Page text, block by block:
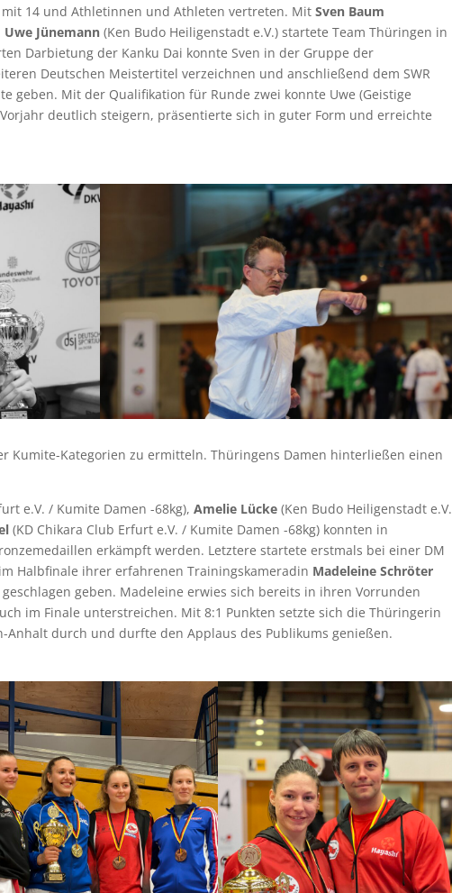
14 und Athletinnen und Athleten vertreten. MitSven Baum
Uwe Jünemann (Ken Budo Heiligenstadt e.V.) startete Team Thüringen in
Darbietung der Kanku Dai konnte Sven in der Gruppe der
Deutschen Meistertitel verzeichnen und anschließend dem SWR
geben. Mit der Qualifikation für Runde zwei konnte Uwe (Geistige
deutlich steigern, präsentierte sich in guter Form und erreichte
Kumite-Kategorien zu ermitteln. Thüringens Damen hinterließen einen
e.V. / Kumite Damen -68kg),Amelie Lücke (Ken Budo Heiligenstadt e.V.
(KD Chikara Club Erfurt e.V. / Kumite Damen -68kg) konnten in
erkämpft werden. Letztere startete erstmals bei einer DM
Halbfinale ihrer erfahrenen Trainingskameradin Madeleine Schröter
geben. Madeleine erwies sich bereits in ihren Vorrunden
im Finale unterstreichen. Mit 8:1 Punkten setzte sich die Thüringerin
Anhalt durch und durfte den Applaus des Publikums genießen.